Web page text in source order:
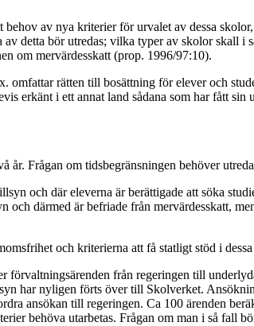
av nya kriterier för urvalet av dessa
detta bör utredas; vilka typer av skolor skall
om mervärdesskatt (prop. 1996/97:10).
rätten till bosättning för elever och
erkänt i ett annat land sådana som har fått
år. Frågan om tidsbegränsningen behöver
och där eleverna är berättigade att söka
därmed är befriade från mervärdesskatt,
och kriterierna att få statligt stöd i dessa
förvaltningsärenden från regeringen till
har nyligen förts över till Skolverket.
ansökan till regeringen. Ca 100 ärenden
behöva utarbetas. Frågan om man i så fall